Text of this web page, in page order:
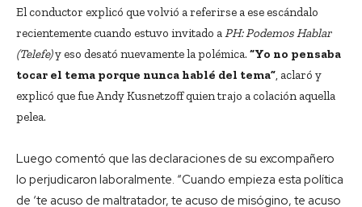
El conductor explicó que volvió a referirse a ese escándalo
recientemente cuando estuvo invitado a PH: Podemos Hablar
(Telefe)y eso desató nuevamente la polémica. “Yo no pensaba
tocar el tema porque nunca hablé del tema” , aclaró y
explicó que fue Andy Kusnetzoff quien trajo a colación aquella
pelea.
Luego comentó que las declaraciones de su excompañero
lo perjudicaron laboralmente. “Cuando empieza esta política
de ‘te acuso de maltratador, te acuso de misógino, te acuso